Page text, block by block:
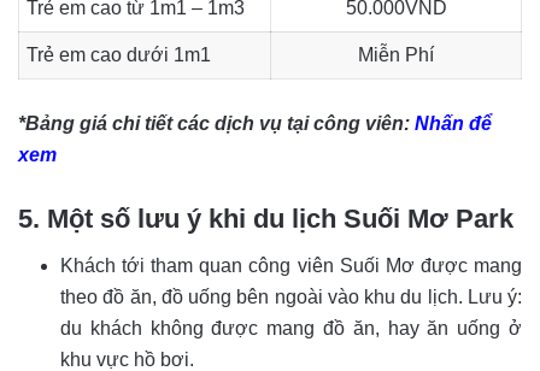
Trẻ em cao từ 1m1 – 1m3 50.000VND
Trẻ em cao dưới 1m1 Miễn Phí
*Bảng giá chi tiết các dịch vụ tại công viên: Nhấn để
xem
5. Một số lưu ý khi du lịch Suối Mơ Park
Khách tới tham quan công viên Suối Mơ được mang
theo đồ ăn, đồ uống bên ngoài vào khu du lịch. Lưu ý:
du khách không được mang đồ ăn, hay ăn uống ở
khu vực hồ bơi.